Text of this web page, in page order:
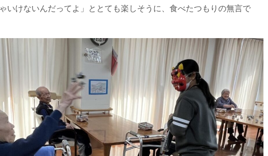
いけないんだってよ」ととても楽しそうに、食べたつもりの無言で